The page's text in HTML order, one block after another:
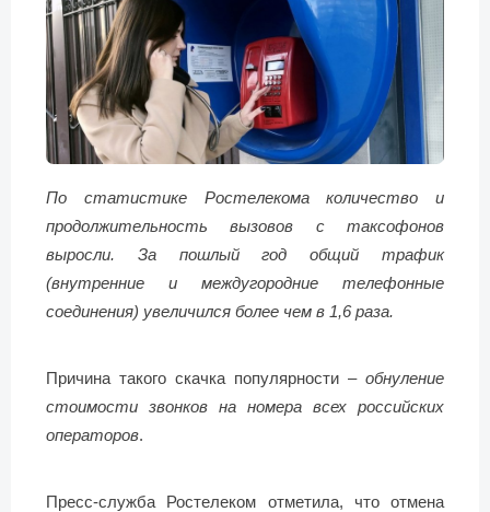
По статистике Ростелекома количество и
продолжительность вызовов с таксофонов
выросли. За пошлый год общий трафик
(внутренние и междугородние телефонные
соединения) увеличился более чем в 1,6 раза.
Причина такого скачка популярности – обнуление
стоимости звонков на номера всех российских
операторов.
Пресс-служба Ростелеком отметила, что отмена